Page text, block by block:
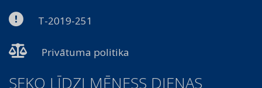
T-2019-251
Privātuma politika
SEKO LĪDZI MĒNESS DIENAS